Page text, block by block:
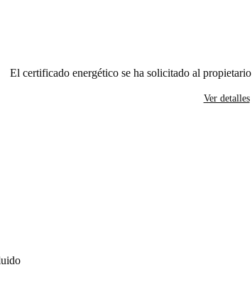
El certificado energético se ha solicitado al propietario
Ver detalles